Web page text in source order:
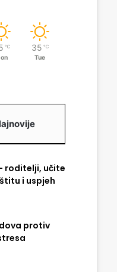
℃ 35 ℃
Tue
roditelji, učite
i uspjeh
protiv